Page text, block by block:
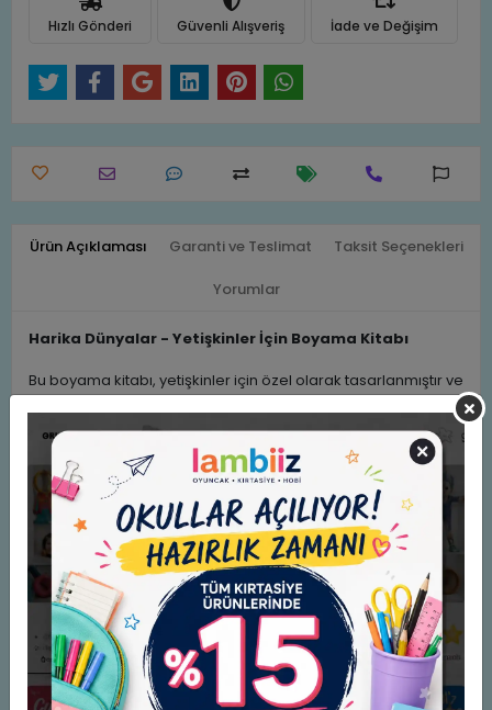
Hızlı Gönderi Güvenli Alışveriş İade ve Değişim
Ürün Açıklaması Garanti ve Teslimat Taksit Seçenekleri
Yorumlar
Harika Dünyalar - Yetişkinler İçin Boyama Kitabı
Bu boyama kitabı, yetişkinler için özel olarak tasarlanmıştır ve
yaratıcılığı teşvik eder.
sağlar.
Türkçe basım dili ile yerel kültürümüze uygun içerik sunar ve
dil bariyeri olmadan herkesin keyifle kullanabileceği bir
deneyim sunar.
Normal boyutu sayesinde rahat taşıma ve kullanım imkanı
sağlar.
Evde, ofiste veya seyahatte yanınızda taşıyabileceğiniz ideal
boyuttadır.
Benzer Ürünler